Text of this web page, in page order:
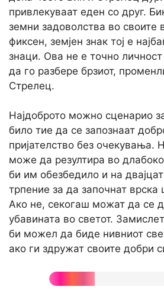
привлекуваат еден со друг.
земни задоволства во своите
фиксен, земјен знак тој е
знаци. Ова не е точно
да го разбере брзиот,
Стрелец.
Најдоброто можно сценарио
било тие да се запознаат
пријателство без очекувања.
може да резултира во
би им обезбедило и на
трпение за да започнат
Ако не, секогаш можат да се
убавината во светот.
би можел да биде нивниот
ако ги здружат своите добри